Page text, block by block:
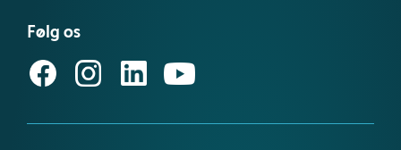
Få vores nyhedsbrev
Købsvilkår (erhverv)
Følg os